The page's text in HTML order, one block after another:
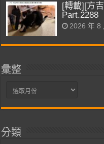
[轉載][方
Part.2288
2026 年 8
彙整
彙
分類